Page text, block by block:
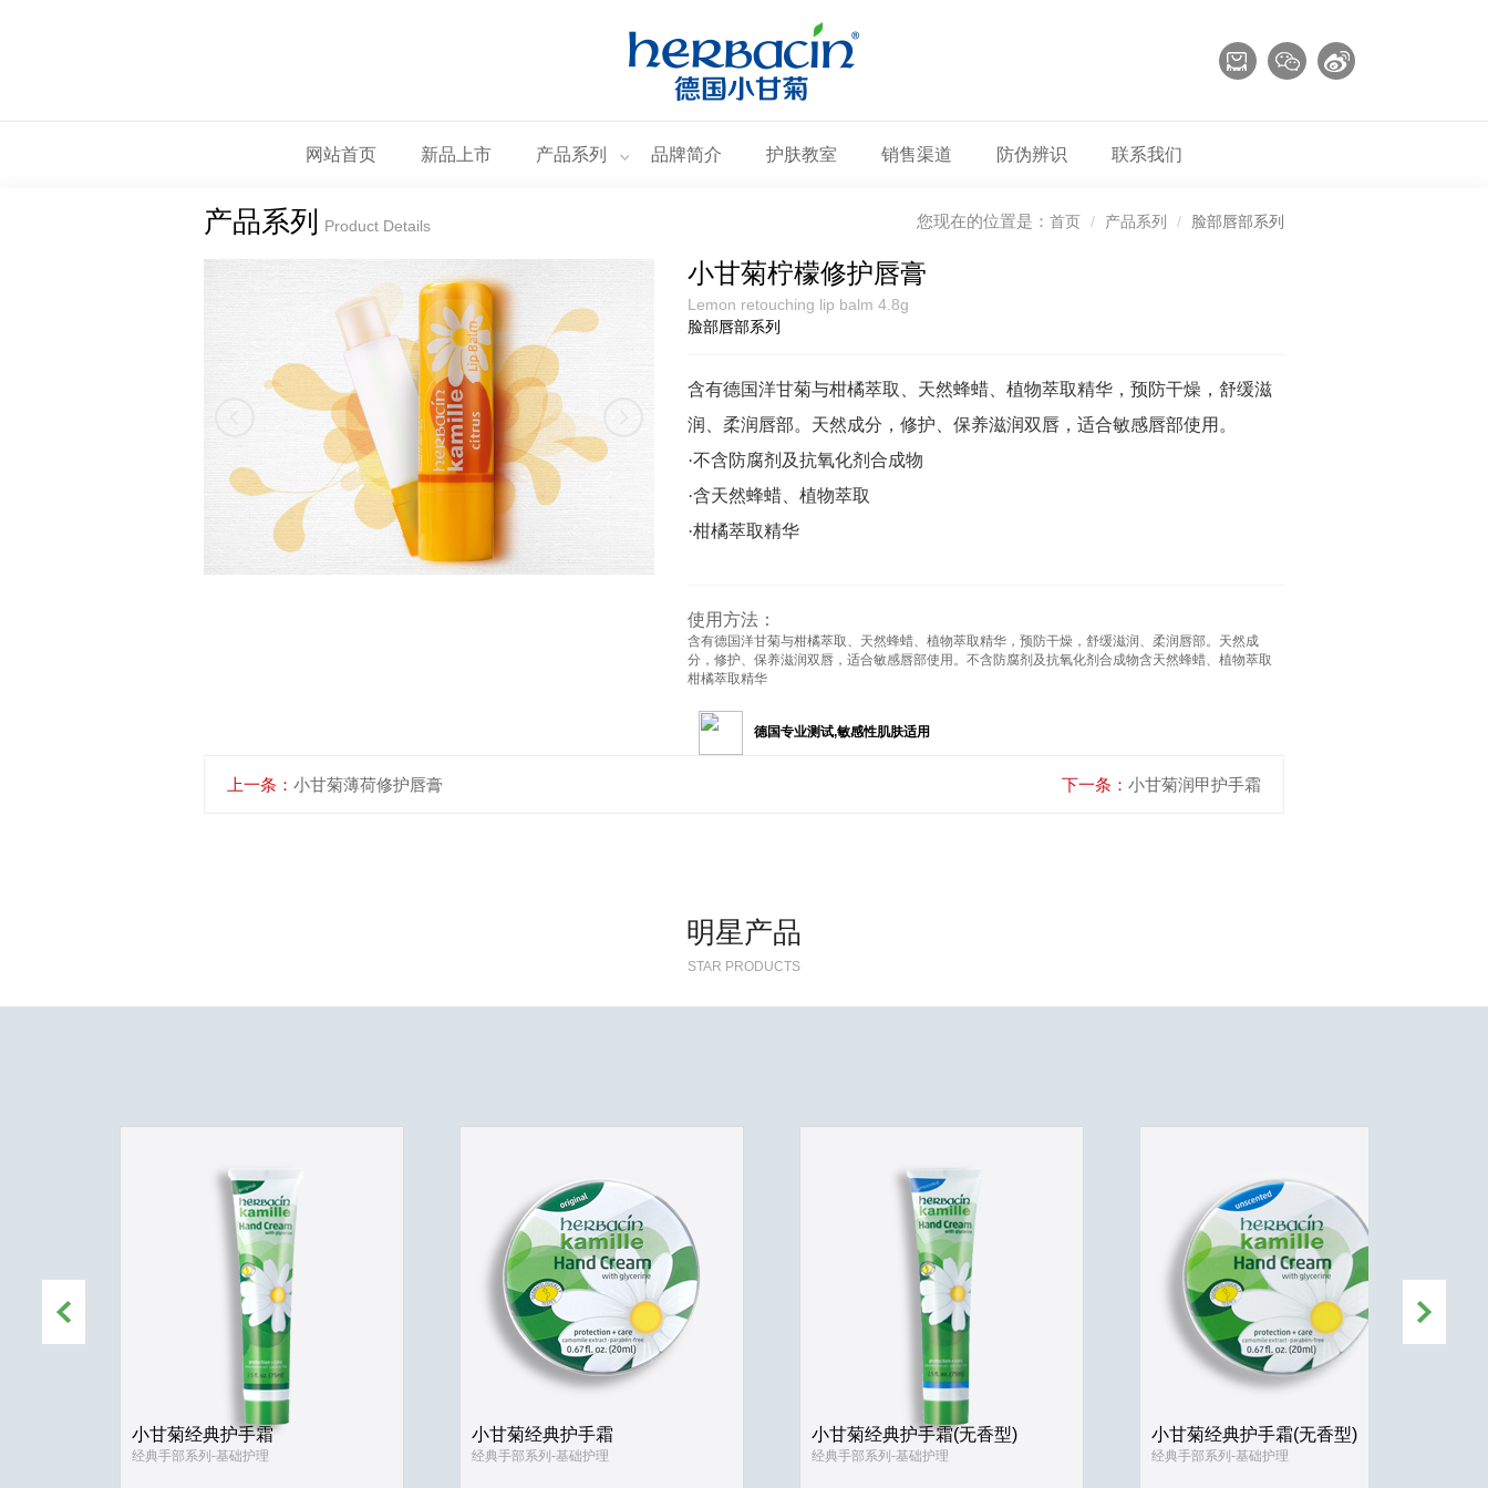
网站首页 新品上市 产品系列 品牌简介 护肤教室 销售渠道 防伪辨识 联系我们
产品系列 Product Details 您现在的位置是：首页 产品系列 脸部唇部系列
小甘菊柠檬修护唇膏
Lemon retouching lip balm 4.8g
脸部唇部系列
含有德国洋甘菊与柑橘萃取、天然蜂蜡、植物萃取精华，预防干燥，舒缓滋
润、柔润唇部。天然成分，修护、保养滋润双唇，适合敏感唇部使用。
·不含防腐剂及抗氧化剂合成物
·含天然蜂蜡、植物萃取
·柑橘萃取精华
使用方法：
含有德国洋甘菊与柑橘萃取、天然蜂蜡、植物萃取精华，预防干燥，舒缓滋润、柔润唇部。天然成
分，修护、保养滋润双唇，适合敏感唇部使用。不含防腐剂及抗氧化剂合成物含天然蜂蜡、植物萃取
柑橘萃取精华
德国专业测试,敏感性肌肤适用
上一条： 小甘菊薄荷修护唇膏 下一条：小甘菊润甲护手霜
明星产品
STAR PRODUCTS
小甘菊经典护手霜
经典手部系列-基础护理
小甘菊经典护手霜
经典手部系列-基础护理
小甘菊经典护手霜(无香型)
经典手部系列-基础护理
小甘菊经典护手霜(无香型)
经典手部系列-基础护理